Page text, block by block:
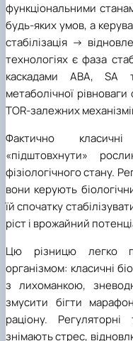
функціональними
будь-яких умов, а
стабілізація →
технологіях є фаза
каскадами ABA, SA
метаболічної
TOR-залежних
Фактично
«підштовхнути»
фізіологічного стану.
вони керують
їй спочатку
ріст і врожайний
Цю різницю легко
організмом: класичні
з лихоманкою,
змусити бігти
раціону.
знімають стрес,